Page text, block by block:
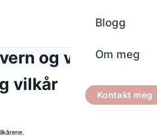
Blogg
Om meg
Kontakt meg
og vilkår
vilkår